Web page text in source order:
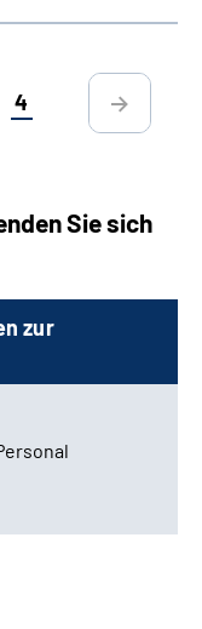
4
Sie sich
zur